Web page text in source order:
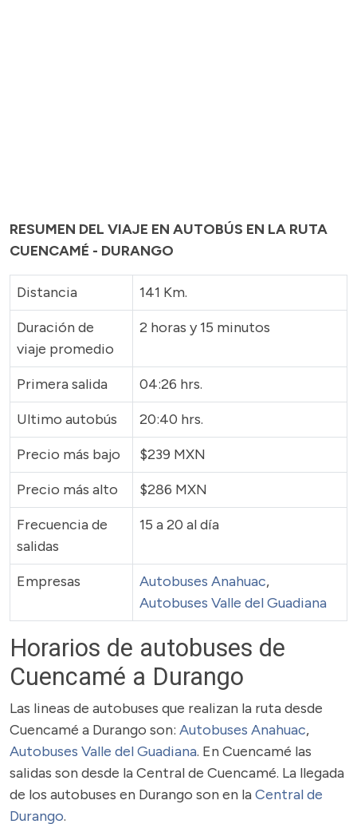
RESUMEN DEL VIAJE EN AUTOBÚS EN LA RUTA
CUENCAMÉ - DURANGO
Distancia
141 Km.
Duración de
viaje promedio
2 horas y 15 minutos
Primera salida
04:26 hrs.
Ultimo autobús
20:40 hrs.
Precio más bajo
$239 MXN
Precio más alto
$286 MXN
Frecuencia de
salidas
15 a 20 al día
Empresas Autobuses Anahuac,
Autobuses Valle del Guadiana
Horarios de autobuses de
Cuencamé a Durango
Las lineas de autobuses que realizan la ruta desde
Cuencamé a Durango son: Autobuses Anahuac,
Autobuses Valle del Guadiana. En Cuencamé las
salidas son desde la Central de Cuencamé. La llegada
de los autobuses en Durango son en laCentral de
Durango.